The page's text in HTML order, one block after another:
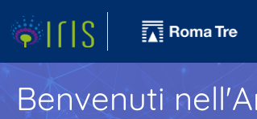
Benvenuti